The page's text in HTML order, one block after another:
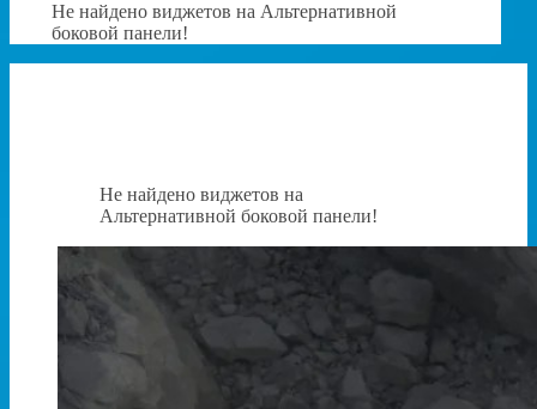
Не найдено виджетов на Альтернативной
боковой панели!
Не найдено виджетов на
Альтернативной боковой панели!